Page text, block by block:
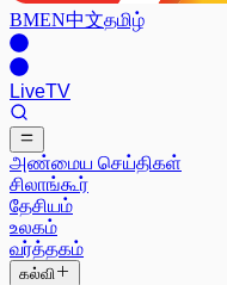
BMEN中文தமிழ்
LiveTV
அண்மைய செய்திகள்
சிலாங்கூர்
தேசியம்
உலகம்
வர்த்தகம்
கல்வி